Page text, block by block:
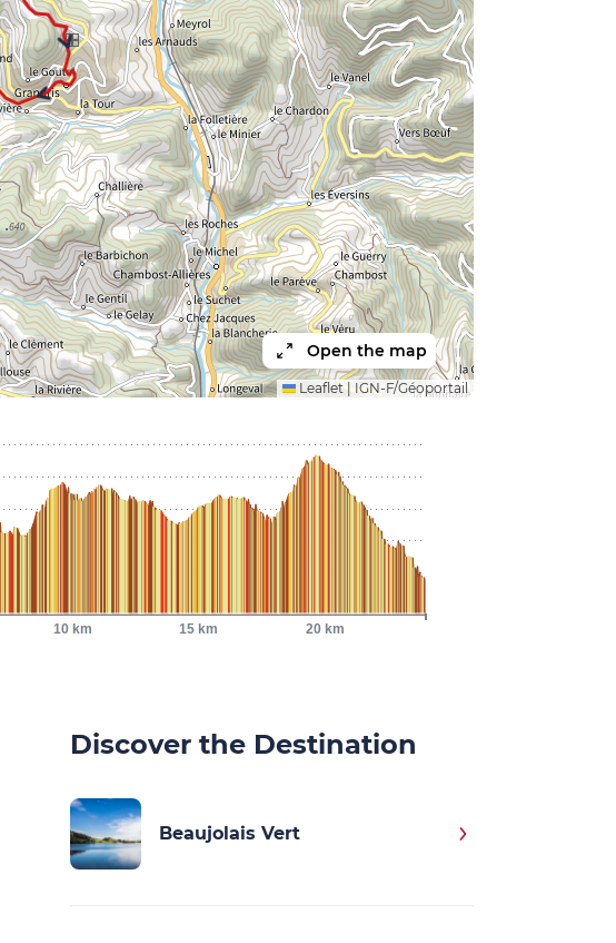
Open the map
Leaflet IGN-F/Géoportail
10 km 15 km 20 km
Discover the Destination
Beaujolais Vert